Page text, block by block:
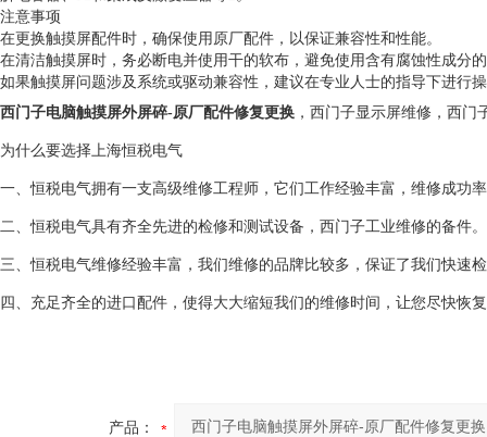
注意事项
在更换触摸屏配件时，确保使用原厂配件，以保证兼容性和性能。
在清洁触摸屏时，务必断电并使用干的软布，避免使用含有腐蚀性成分
如果触摸屏问题涉及系统或驱动兼容性，建议在专业人士的指导下进行
西门子电脑触摸屏外屏碎-原厂配件修复更换 ，西门子显示屏维修，西门
为什么要选择上海恒税电气
一、恒税电气拥有一支高级维修工程师，它们工作经验丰富，维修成功
二、恒税电气具有齐全先进的检修和测试设备，西门子工业维修的备件
三、恒税电气维修经验丰富，我们维修的品牌比较多，保证了我们快速
四、充足齐全的进口配件，使得大大缩短我们的维修时间，让您尽快恢
产品：